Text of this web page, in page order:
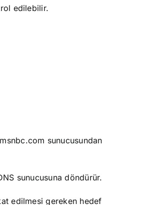
edilebilir.
sunucusundan
sunucusuna döndürür.
edilmesi gereken hedef